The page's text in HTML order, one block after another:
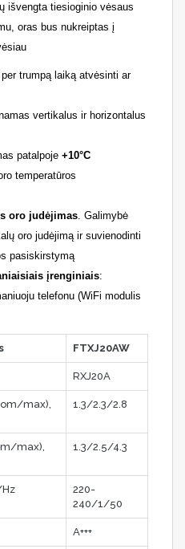
išvengta tiesioginio vėsaus
oras bus nukreiptas į
per trumpą laiką atvėsinti ar
vertikalus ir horizontalus
patalpoje +10°C
temperatūros
oro judėjimas. Galimybė
oro judėjimą ir suvienodinti
pasiskirstymą
įrenginiais:
telefonu (WiFi modulis
FTXJ20AW
RXJ20A
max),
1.3/2.3/2.8
max),
1.3/2.5/4.3
220-
240/1/50
A+++